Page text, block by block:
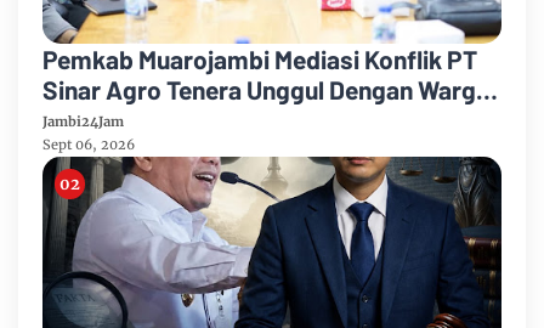
Pemkab Muarojambi Mediasi Konflik PT
Sinar Agro Tenera Unggul Dengan Warga
Sipin Teluk Duren
Jambi24Jam
Sept 06, 2026